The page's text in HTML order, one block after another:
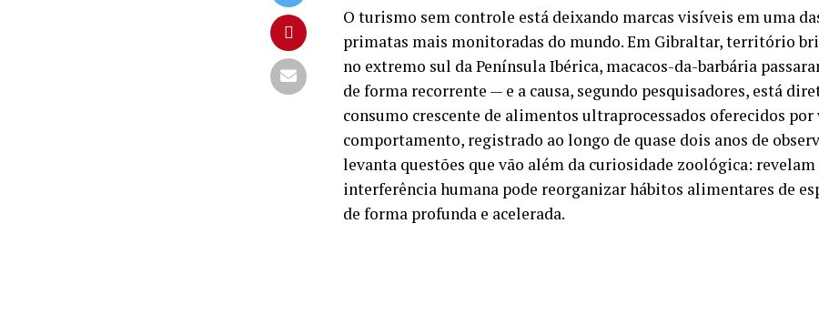
O turismo sem controle está deixando marcas visíveis em uma
primatas mais monitoradas do mundo. Em Gibraltar, território
no extremo sul da Península Ibérica, macacos-da-barbária
de forma recorrente — e a causa, segundo pesquisadores, está
consumo crescente de alimentos ultraprocessados oferecidos por
comportamento, registrado ao longo de quase dois anos de
levanta questões que vão além da curiosidade zoológica: revelam
interferência humana pode reorganizar hábitos alimentares de
de forma profunda e acelerada.